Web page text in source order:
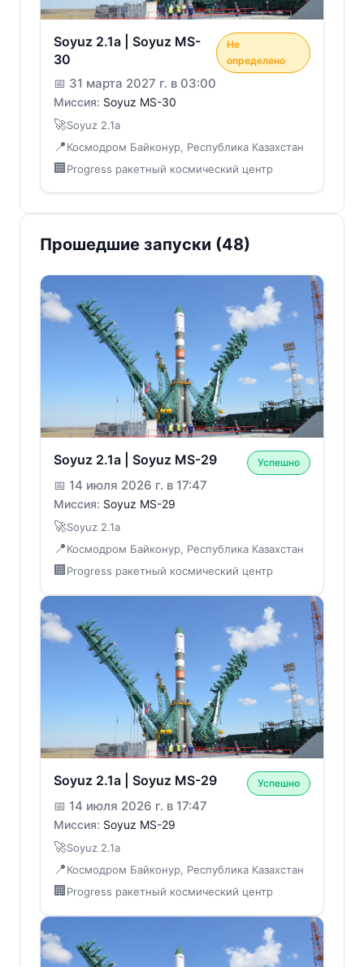
Soyuz 2.1a | Soyuz MS-
30
Не
определено
📅 31 марта 2027 г. в 03:00
Миссия: Soyuz MS-30
🚀Soyuz 2.1a
📍Космодром Байконур, Республика Казахстан
🏢 Progress ракетный космический центр
Прошедшие запуски (48)
Soyuz 2.1a | Soyuz MS-29 Успешно
📅 14 июля 2026 г. в 17:47
Миссия: Soyuz MS-29
🚀Soyuz 2.1a
📍Космодром Байконур, Республика Казахстан
🏢 Progress ракетный космический центр
Soyuz 2.1a | Soyuz MS-29 Успешно
📅 14 июля 2026 г. в 17:47
Миссия: Soyuz MS-29
🚀Soyuz 2.1a
📍Космодром Байконур, Республика Казахстан
🏢 Progress ракетный космический центр